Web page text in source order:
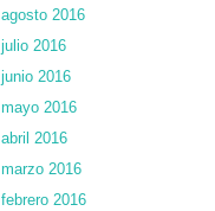
agosto 2016
julio 2016
junio 2016
mayo 2016
abril 2016
marzo 2016
febrero 2016